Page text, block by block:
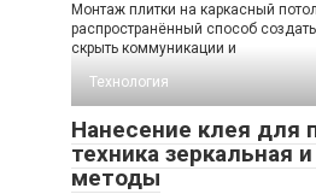
Монтаж плитки на каркасный
распространённый способ
скрыть коммуникации и
Технология
Нанесение клея для
техника зеркальная
методы